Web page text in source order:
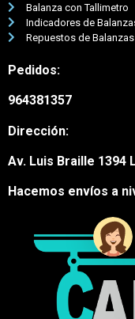
Balanza con Tallimetro
Indicadores de
Repuestos de Balanzas
Pedidos:
964381357
Dirección:
Av. Luis Braille 1394
Hacemos envíos a